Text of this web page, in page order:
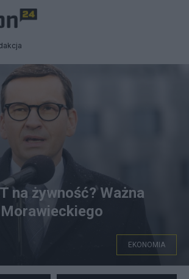
Fot. PAP/Hanna Bardo
na żywność? Ważna
EKONOMIA